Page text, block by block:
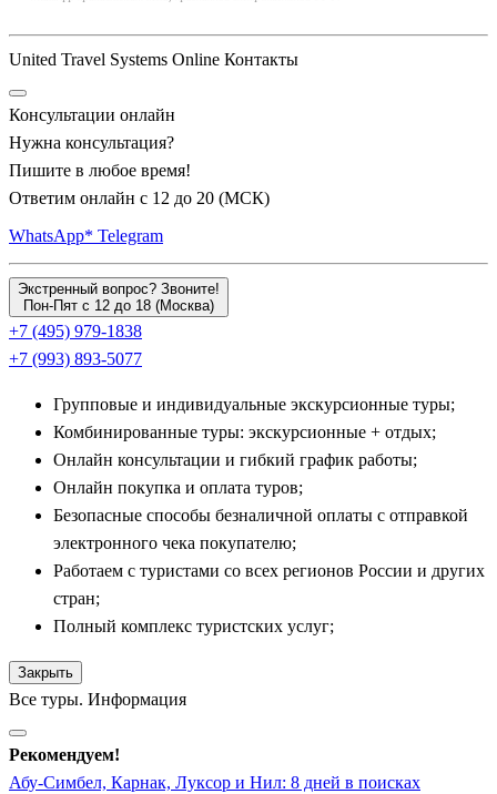
классической древнеегипетской архитектуры, где стены до
Музей под открытым небом: Луксор и сокровища
Фив
Финальной или стартовой точкой круиза становится
величайший археологический центр планеты —
монументальныйЛуксор(встречается также написание
Люксор), построенный на месте древней столицы Фивы. Река
Нил делит город на две символические части. На «Берегу
живых» туристов ждут грандиозный Карнакский и
сфинксов.
Переправляясь на «Берег мертвых», группы попадают в
царство вечности. Здесь экскурсионная программа невероятно
насыщена:
Мистическая Долина Царей— скрытый среди
пустынных скал некрополь, где личный или групповой
гид проведет вас внутрь прекрасно сохранившихся
усыпальниц великих фараонов Нового царства;
Грандиозный ступенчатый
уникальный заупокойный комплекс единственной
скал Дейр-эль-Бахри;
Гигантские
Колоссы Мемнона— две
United Travel Systems Online Контакты
Консультации онлайн
Нужна консультация?
Пишите в любое время!
Ответим онлайн с 12 до 20 (МСК)
WhatsApp* Telegram
Экстренный вопрос? Звоните!
Пон-Пят с 12 до 18 (Москва)
+7 (495) 979-1838
+7 (993) 893-5077
Групповые и индивидуальные экскурсионные туры;
Комбинированные туры: экскурсионные + отдых;
Онлайн консультации и гибкий график работы;
Онлайн покупка и оплата туров;
Безопасные способы безналичной оплаты с отправкой
электронного чека покупателю;
Работаем с туристами со всех регионов России и других
стран;
Полный комплекс туристских услуг;
Закрыть
Все туры. Информация
Рекомендуем!
Абу-Симбел, Карнак, Луксор и Нил: 8 дней в поисках